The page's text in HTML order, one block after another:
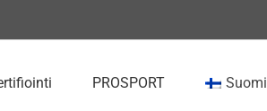
PROSPORT Suomi